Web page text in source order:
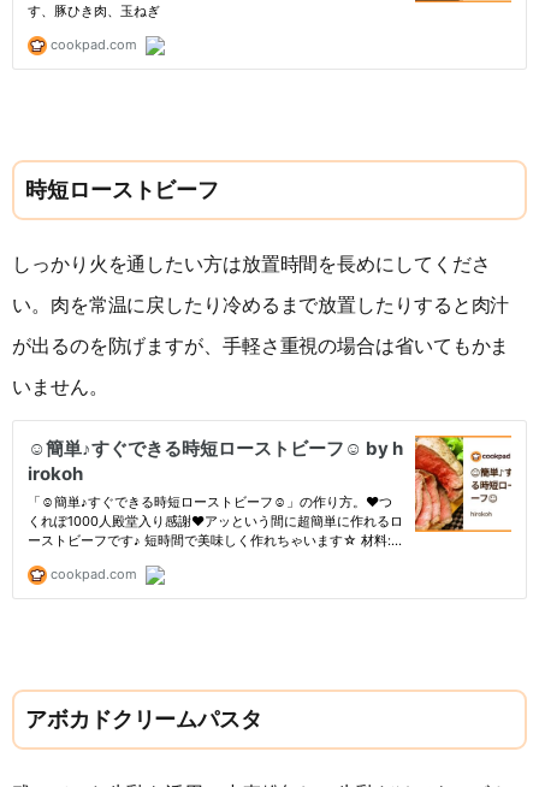
時短ローストビーフ
しっかり火を通したい方は放置時間を長めにしてくださ
い。肉を常温に戻したり冷めるまで放置したりすると肉汁
が出るのを防げますが、手軽さ重視の場合は省いてもかま
いません。
アボカドクリームパスタ